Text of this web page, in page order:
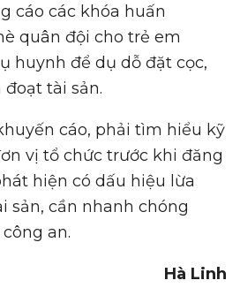
cáo các khóa huấn
quân đội cho trẻ em
huynh để dụ dỗ đặt cọc,
tài sản.
cáo, phải tìm hiểu kỹ
vị tổ chức trước khi đăng
hiện có dấu hiệu lừa
sản, cần nhanh chóng
an.
Hà Linh